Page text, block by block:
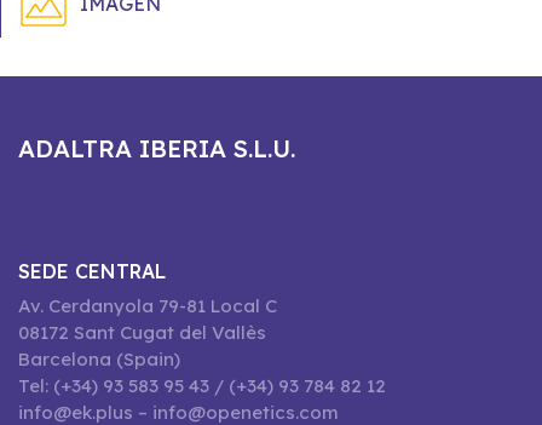
ADALTRA IBERIA S.L.U.
SEDE CENTRAL
Av. Cerdanyola 79-81 Local C
08172 Sant Cugat del Vallès
Barcelona (Spain)
Tel: (+34) 93 583 95 43 / (+34) 93 784 82 12
info@ek.plus – info@openetics.com